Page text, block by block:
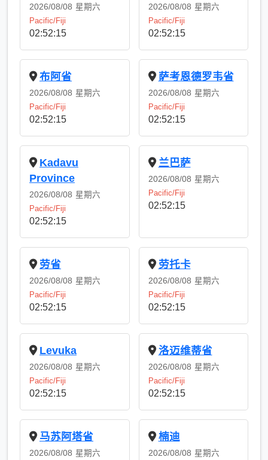
2026/08/08 星期六
Pacific/Fiji
02:52:15
2026/08/08 星期六
Pacific/Fiji
02:52:15
布阿省
2026/08/08 星期六
Pacific/Fiji
02:52:15
萨考恩德罗韦省
2026/08/08 星期六
Pacific/Fiji
02:52:15
Kadavu
Province
2026/08/08 星期六
Pacific/Fiji
02:52:15
兰巴萨
2026/08/08 星期六
Pacific/Fiji
02:52:15
劳省
2026/08/08 星期六
Pacific/Fiji
02:52:15
劳托卡
2026/08/08 星期六
Pacific/Fiji
02:52:15
Levuka
2026/08/08 星期六
Pacific/Fiji
02:52:15
洛迈维蒂省
2026/08/08 星期六
Pacific/Fiji
02:52:15
马苏阿塔省
2026/08/08 星期六
楠迪
2026/08/08 星期六